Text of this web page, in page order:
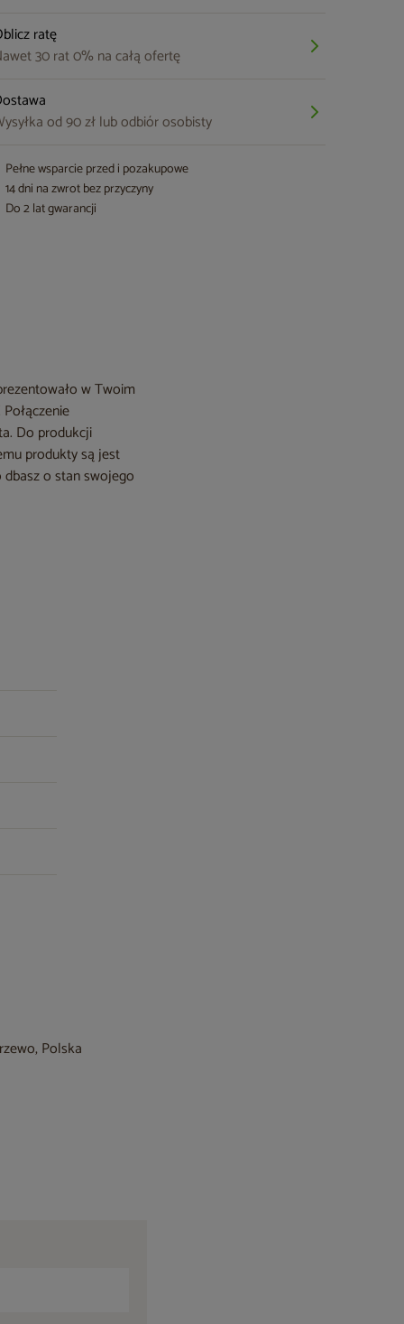
ratę
30 rat 0% na całą ofertę
od 90 zł lub odbiór osobisty
Pełne wsparcie przed i pozakupowe
14 dni na zwrot bez przyczyny
Do 2 lat gwarancji
w Twoim
Do produkcji
produkty są jest
o stan swojego
Polska